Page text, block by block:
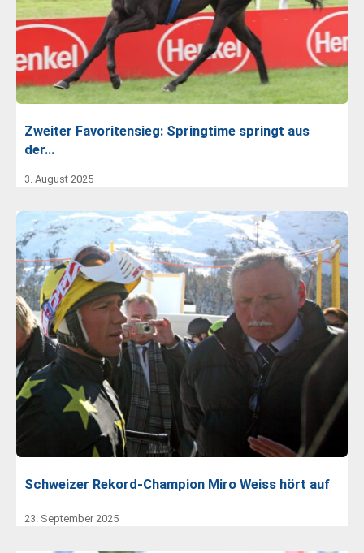
Zweiter Favoritensieg: Springtime springt aus
der…
3. August 2025
Schweizer Rekord-Champion Miro Weiss hört auf
23. September 2025